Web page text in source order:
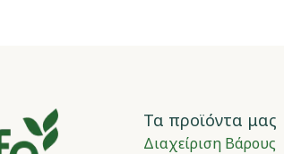
Τα προϊόντα μας
Διαχείριση Βάρους